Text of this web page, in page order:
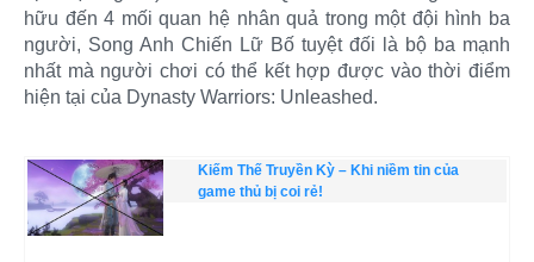
hữu đến 4 mối quan hệ nhân quả trong một đội hình ba
người, Song Anh Chiến Lữ Bố tuyệt đối là bộ ba mạnh
nhất mà người chơi có thể kết hợp được vào thời điểm
hiện tại của Dynasty Warriors: Unleashed.
Kiếm Thế Truyền Kỳ – Khi niềm tin của
game thủ bị coi rẻ!